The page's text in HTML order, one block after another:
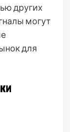
других
могут
для